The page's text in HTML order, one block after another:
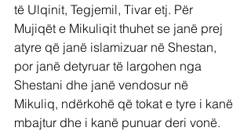
të Ulqinit, Tegjemil, Tivar etj. Për
Mujiqët e Mikuliqit thuhet se janë prej
atyre që janë islamizuar në Shestan,
por janë detyruar të largohen nga
Shestani dhe janë vendosur në
Mikuliq, ndërkohë që tokat e tyre i kanë
mbajtur dhe i kanë punuar deri vonë.